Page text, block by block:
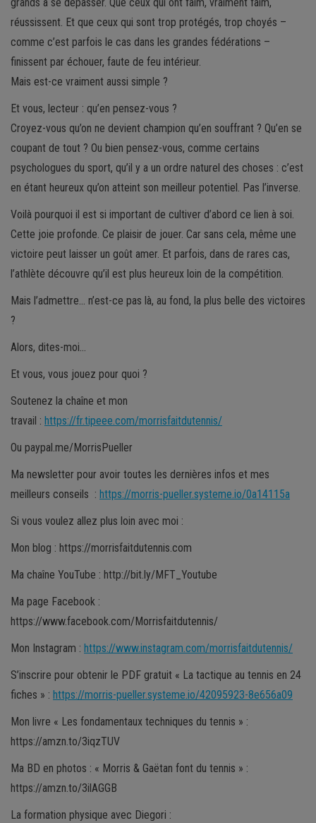
réussissent. Et que ceux qui sont trop protégés, trop choyés –
comme c’est parfois le cas dans les grandes fédérations –
finissent par échouer, faute de feu intérieur.
Mais est-ce vraiment aussi simple ?
Et vous, lecteur : qu’en pensez-vous ?
Croyez-vous qu’on ne devient champion qu’en souffrant ? Qu’en se
coupant de tout ? Ou bien pensez-vous, comme certains
psychologues du sport, qu’il y a un ordre naturel des choses : c’est
en étant heureux qu’on atteint son meilleur potentiel. Pas l’inverse.
Voilà pourquoi il est si important de cultiver d’abord ce lien à soi.
Cette joie profonde. Ce plaisir de jouer. Car sans cela, même une
victoire peut laisser un goût amer. Et parfois, dans de rares cas,
l’athlète découvre qu’il est plus heureux loin de la compétition.
Mais l’admettre… n’est-ce pas là, au fond, la plus belle des victoires
?
Alors, dites-moi…
Et vous, vous jouez pour quoi ?
Soutenez la chaîne et mon
travail : https://fr.tipeee.com/morrisfaitdutennis/
Ou paypal.me/MorrisPueller
Ma newsletter pour avoir toutes les dernières infos et mes
meilleurs conseils : https://morris-pueller.systeme.io/0a14115a
Si vous voulez allez plus loin avec moi :
Mon blog : https://morrisfaitdutennis.com
Ma chaîne YouTube : http://bit.ly/MFT_Youtube
Ma page Facebook :
https://www.facebook.com/Morrisfaitdutennis/
Mon Instagram : https://www.instagram.com/morrisfaitdutennis/
S’inscrire pour obtenir le PDF gratuit « La tactique au tennis en 24
fiches » : https://morris-pueller.systeme.io/42095923-8e656a09
Mon livre « Les fondamentaux techniques du tennis » :
https://amzn.to/3iqzTUV
Ma BD en photos : « Morris & Gaëtan font du tennis » :
https://amzn.to/3ilAGGB
La formation physique avec Diegori :